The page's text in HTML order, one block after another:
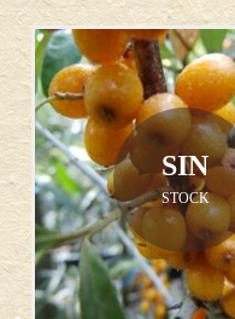
SIN
STOCK